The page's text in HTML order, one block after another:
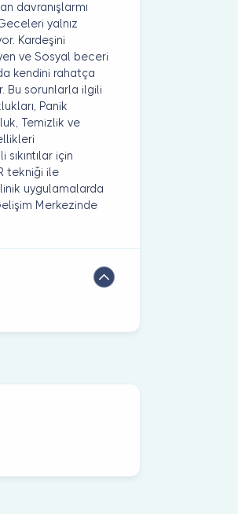
davranışlarmı
yalnız
Kardeşini
ve Sosyal beceri
kendini rahatça
Bu sorunlarla ilgili
Panik
Temizlik ve
için
tekniği ile
uygulamalarda
Merkezinde